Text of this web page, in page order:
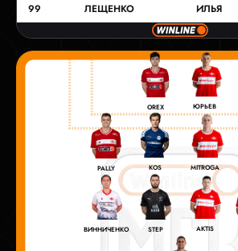
99
ЛЕЩЕНКО ИЛЬЯ
OREX ЮРЬЕВ
PALLY KOS MITROGA
ВИННИЧЕНКО STEP AKTIS